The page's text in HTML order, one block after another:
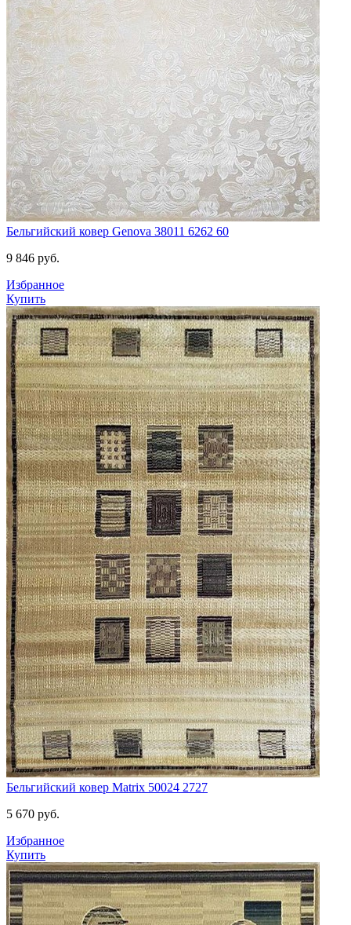
Бельгийский ковер Genova 38011 6262 60
9 846 руб.
Избранное
Купить
Бельгийский ковер Matrix 50024 2727
5 670 руб.
Избранное
Купить